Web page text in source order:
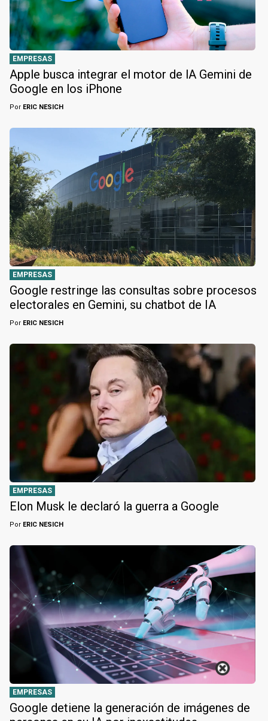
EMPRESAS
Apple busca integrar el motor de lA Gemini de
Google en los iPhone
Por ERIC NESICH
EMPRESAS
Google restringe las consultas sobre procesos
electorales en Gemini, su chatbot de IA
Por ERIC NESICH
EMPRESAS
Elon Musk le declaró la guerra a Google
Por ERIC NESICH
EMPRESAS
Google detiene la generación de imágenes de